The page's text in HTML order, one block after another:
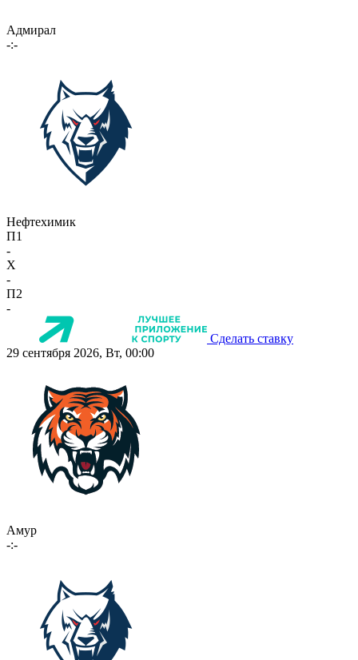
Адмирал
-:-
Нефтехимик
П1
-
X
-
П2
-
Сделать ставку
29 сентября 2026, Вт, 00:00
Амур
-:-